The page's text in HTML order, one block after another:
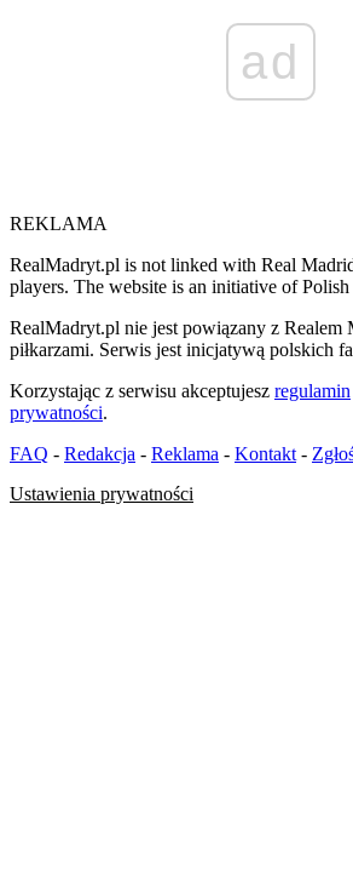
ad
REKLAMA
RealMadryt.pl is not linked with Real
players. The website is an initiative of
RealMadryt.pl nie jest powiązany z Realem
piłkarzami. Serwis jest inicjatywą polskich
Korzystając z serwisu akceptujesz regulamin
prywatności.
FAQ - Redakcja - Reklama - Kontakt -
Ustawienia prywatności